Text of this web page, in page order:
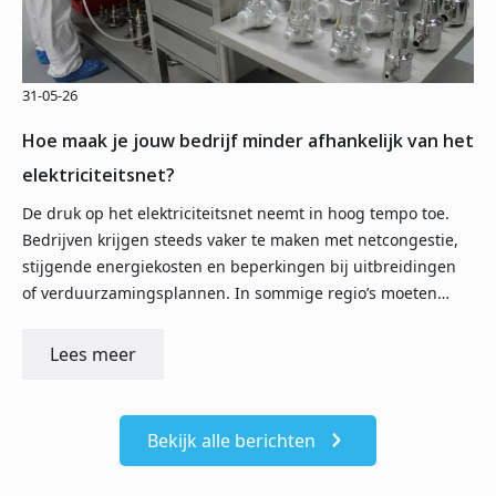
Hoe maak je jouw bedrijf minder afhankelijk van het
elektriciteitsnet?
31-05-26
De druk op het elektriciteitsnet neemt in hoog tempo toe.
Bedrijven krijgen steeds vaker te maken met netcongestie,
stijgende energiekosten en beperkingen bij uitbreidingen
of verduurzamingsplannen. In sommige regio’s moeten…
Lees meer
Bekijk alle berichten